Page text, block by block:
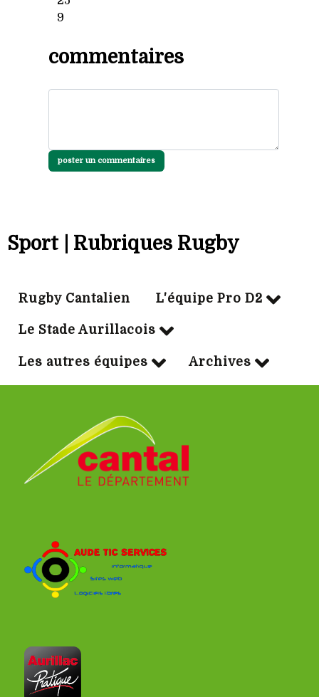
9
commentaires
poster un commentaires
Sport | Rubriques Rugby
Rugby Cantalien L'équipe Pro D2
Le Stade Aurillacois
Les autres équipes Archives